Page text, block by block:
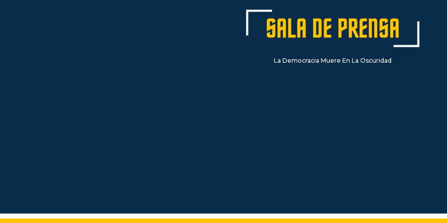
La Democracia Muere En La Oscuridad